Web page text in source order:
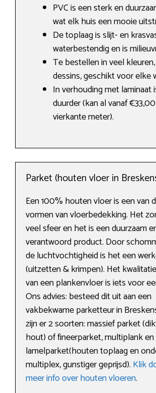
PVC is een sterk en
wat elk huis een mooie
De toplaag is slijt- en
waterbestendig en is
Te bestellen in veel
dessins, geschikt voor elke
In verhouding met laminaat
duurder (kan al vanaf
vierkante meter).
Parket (houten vloer in
Een 100% houten vloer is een van
vormen van vloerbedekking. Het
veel sfeer en het is een duurzaam
verantwoord product. Door
de luchtvochtigheid is het een
(uitzetten & krimpen). Het
van een plankenvloer is iets voor
Ons advies: besteed dit uit aan een
vakbekwame parketteur in
zijn er 2 soorten: massief parket
hout) of fineerparket, multiplank en
lamelparket(houten toplaag en
multiplex, gunstiger geprijsd). Klik
meer info over houten vloeren.